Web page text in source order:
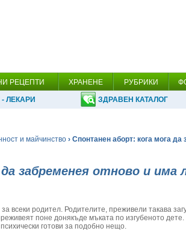
РЕЦЕПТИ ХРАНЕНЕ РУБРИКИ
- ЛЕКАРИ ЗДРАВЕН КАТАЛОГ
и майчинство › Спонтанен аборт: кога мога да
забременея отново и има
всеки родител. Родителите, преживели такава
поне донякъде мъката по изгубеното
готови за подобно нещо.